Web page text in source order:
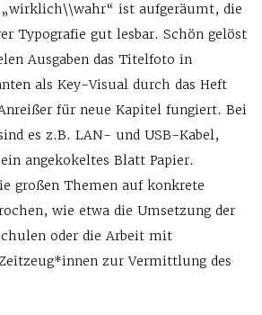
„wirklich\\wahr“ ist aufgeräumt, die
Typografie gut lesbar. Schön gelöst
Ausgaben das Titelfoto in
als Key-Visual durch das Heft
für neue Kapitel fungiert. Bei
es z.B. LAN- und USB-Kabel,
angekokeltes Blatt Papier.
großen Themen auf konkrete
wie etwa die Umsetzung der
oder die Arbeit mit
zur Vermittlung des